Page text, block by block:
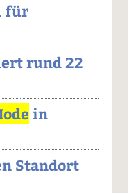
für
rund 22
in
Standort